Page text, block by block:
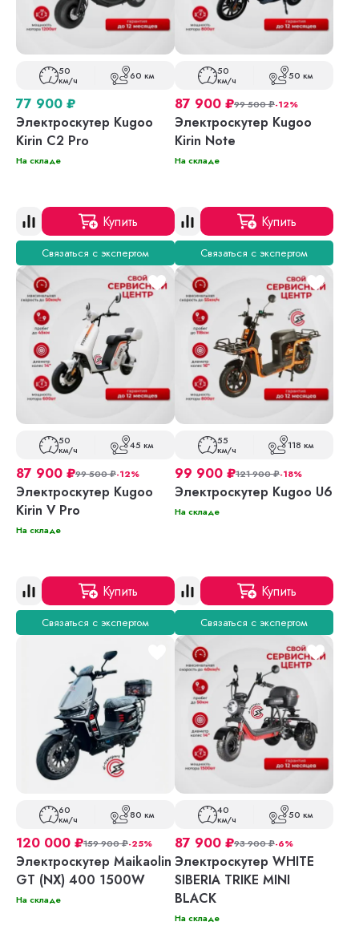
50
км/ч 60 км
77 900 ₽
Электроскутер Kugoo
Kirin C2 Pro
На складе
Купить
Связаться с экспертом
50
км/ч 50 км
87 900 ₽99 500₽-12%
Электроскутер Kugoo
Kirin Note
На складе
Купить
Связаться с экспертом
50
км/ч 45 км
87 900 ₽99 500₽-12%
Электроскутер Kugoo
Kirin V Pro
На складе
Купить
Связаться с экспертом
55
км/ч 118 км
99 900 ₽121 900₽-18%
Электроскутер Kugoo U6
На складе
Купить
Связаться с экспертом
60
км/ч 80 км
120 000 ₽159 900₽-25%
Электроскутер Maikaolin
GT (NX) 400 1500W
На складе
40
км/ч 50 км
87 900 ₽93 900₽-6%
Электроскутер WHITE
SIBERIA TRIKE MINI
BLACK
На складе